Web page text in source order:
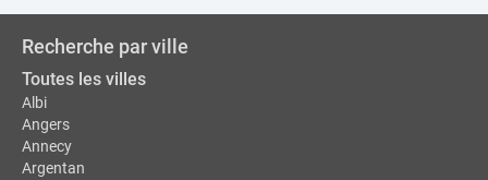
Recherche par ville
Toutes les villes
Albi
Angers
Annecy
Argentan